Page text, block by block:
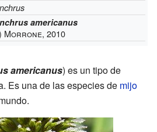
americanus
Morrone, 2010
americanus) es un tipo de
Es una de las especies de mijo